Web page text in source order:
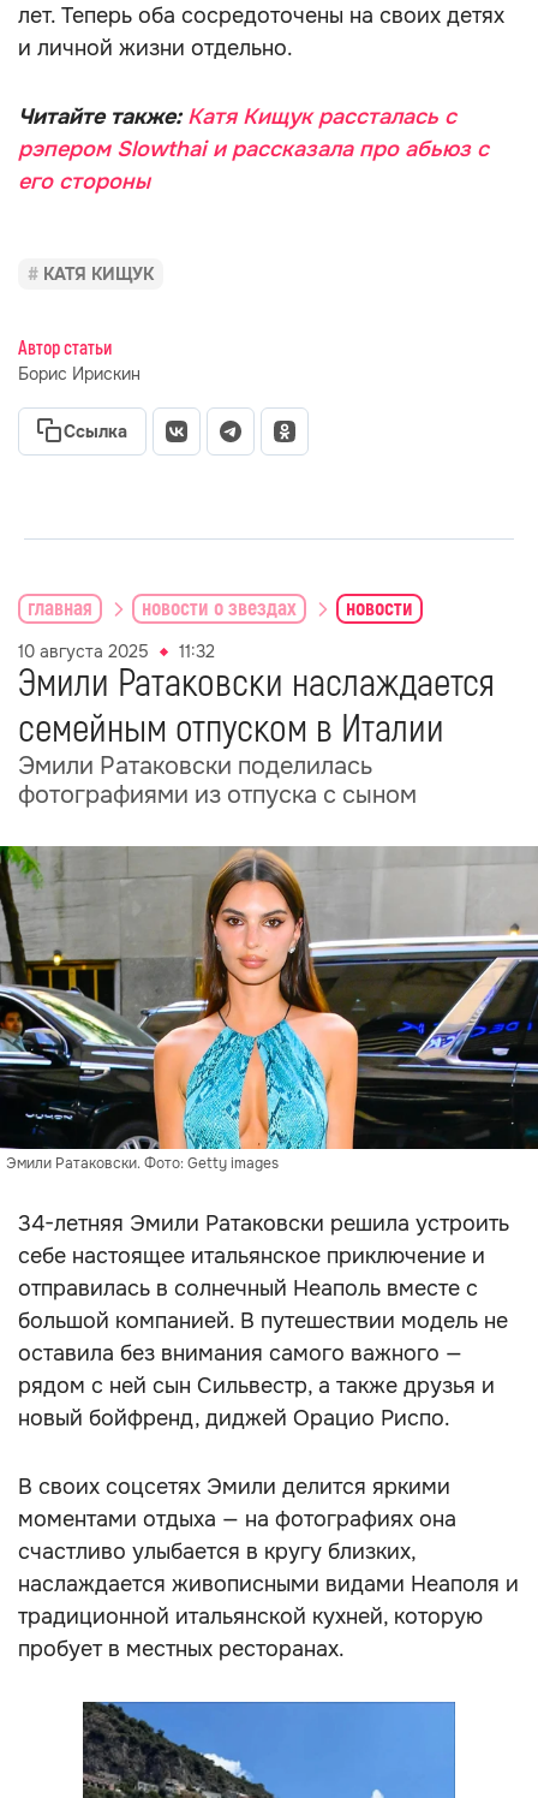
лет. Теперь оба сосредоточены на своих детях
и личной жизни отдельно.
Читайте также: Катя Кищук рассталась с
рэпером Slowthai и рассказала про абьюз с
его стороны
КАТЯ КИЩУК
Автор статьи
Борис Ирискин
Ссылка
главная новости о звездах новости
10 августа 2025 11:32
Эмили Ратаковски наслаждается
семейным отпуском в Италии
Эмили Ратаковски поделилась
фотографиями из отпуска с сыном
Эмили Ратаковски. Фото: Getty images
34-летняя Эмили Ратаковски решила устроить
себе настоящее итальянское приключение и
отправилась в солнечный Неаполь вместе с
большой компанией. В путешествии модель не
оставила без внимания самого важного —
рядом с ней сын Сильвестр, а также друзья и
новый бойфренд, диджей Орацио Риспо.
В своих соцсетях Эмили делится яркими
моментами отдыха — на фотографиях она
счастливо улыбается в кругу близких,
наслаждается живописными видами Неаполя и
традиционной итальянской кухней, которую
пробует в местных ресторанах.